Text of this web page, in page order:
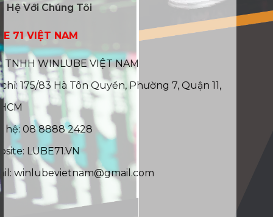
Liên Hệ Với Chúng Tôi
LUBE 71 VIỆT NAM
CTY TNHH WINLUBE VIỆT NAM
Địa chỉ: 175/83 Hà Tôn Quyền, Phường 7, Quận 11,
TP.HCM
Liên hệ: 08 8888 2428
Website: LUBE71.VN
Email: winlubevietnam@gmail.com